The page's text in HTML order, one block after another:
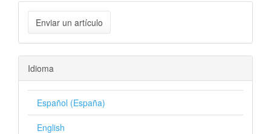
Enviar un artículo
Idioma
Español (España)
English